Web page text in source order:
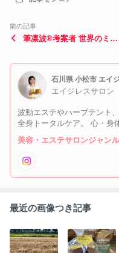
前の記事
筆凛波®考案者 世界のミホ
波動エステやハーブテント
全身トータルケア。 心・身
く変化を実感できる施術を
店として内側からの美しさも
美容・エステサロンジャン
最近の画像つき記事